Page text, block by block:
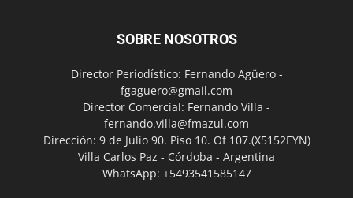
SOBRE NOSOTROS
Director Periodístico: Fernando Agüero -
fgaguero@gmail.com
Director Comercial: Fernando Villa -
fernando.villa@fmazul.com
Dirección: 9 de Julio 90. Piso 10. Of 107.(X5152EYN)
Villa Carlos Paz - Córdoba - Argentina
WhatsApp: +5493541585147